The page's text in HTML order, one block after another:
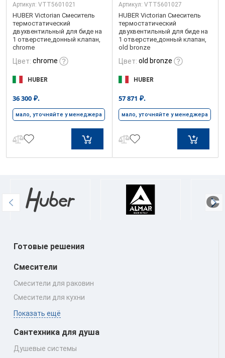
Артикул: VTT5601021
HUBER Victorian Смеситель
термостатический
двухвентильный для биде на
1 отверстие,донный клапан,
chrome
Цвет: chrome
HUBER
36 300 ₽.
мало, уточняйте у менеджера
Артикул: VTT5601027
HUBER Victorian Смеситель
термостатический
двухвентильный для биде на
1 отверстие,донный клапан,
old bronze
Цвет: old bronze
HUBER
57 871 ₽.
мало, уточняйте у менеджера
Готовые решения
Смесители
Смесители для раковин
Смесители для кухни
Показать ещё
Сантехника для душа
Душевые системы